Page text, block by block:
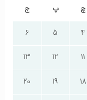
چ پ ج
4
5
6
11
12
13
18
19
20